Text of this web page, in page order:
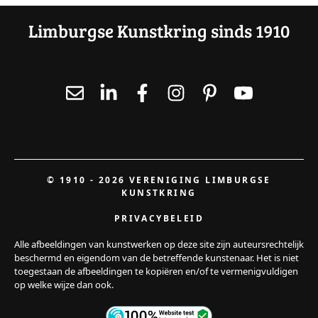
Limburgse Kunstkring sinds 1910
© 1910 - 2026 VERENIGING LIMBURGSE
KUNSTKRING
PRIVACYBELEID
Alle afbeeldingen van kunstwerken op deze site zijn auteursrechtelijk
beschermd en eigendom van de betreffende kunstenaar. Het is niet
toegestaan de afbeeldingen te kopiëren en/of te vermenigvuldigen
op welke wijze dan ook.